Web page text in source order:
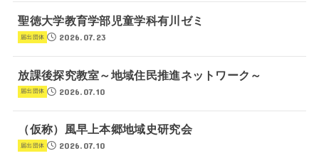
聖徳大学教育学部児童学科有川ゼミ
届出団体 2026.07.23
放課後探究教室～地域住民推進ネットワーク～
届出団体 2026.07.10
（仮称）風早上本郷地域史研究会
届出団体 2026.07.10